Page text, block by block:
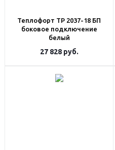
Теплофорт ТР 2037-18 БП
боковое подключение
белый
27 828руб.